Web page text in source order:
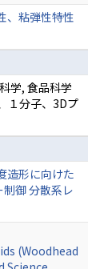
、粘弾性特性
学, 食品科学
１分子、3Dプ
造形に向けた
御 分散系レ
(Woodhead